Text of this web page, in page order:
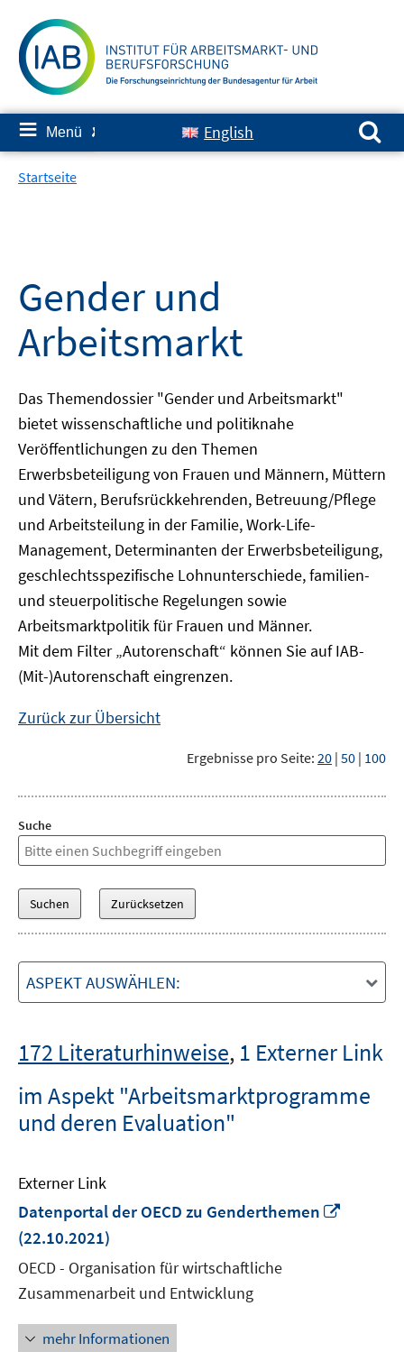
zum
Inhalt
≡ Menü ✘ English
Suchen nach:
Startseite
Gender und
Arbeitsmarkt
Das Themendossier "Gender und Arbeitsmarkt"
bietet wissenschaftliche und politiknahe
Veröffentlichungen zu den Themen
Erwerbsbeteiligung von Frauen und Männern, Müttern
und Vätern, Berufsrückkehrenden, Betreuung/Pflege
und Arbeitsteilung in der Familie, Work-Life-
Management, Determinanten der Erwerbsbeteiligung,
geschlechtsspezifische Lohnunterschiede, familien-
und steuerpolitische Regelungen sowie
Arbeitsmarktpolitik für Frauen und Männer.
Mit dem Filter „Autorenschaft“ können Sie auf IAB-
(Mit-)Autorenschaft eingrenzen.
Zurück zur Übersicht
Ergebnisse pro Seite: 20 | 50 | 100
Suche
ASPEKT AUSWÄHLEN:
172 Literaturhinweise, 1 Externer Link
im Aspekt "Arbeitsmarktprogramme
und deren Evaluation"
Externer Link
Datenportal der OECD zu Genderthemen
(22.10.2021)
OECD - Organisation für wirtschaftliche
Zusammenarbeit und Entwicklung
mehr Informationen